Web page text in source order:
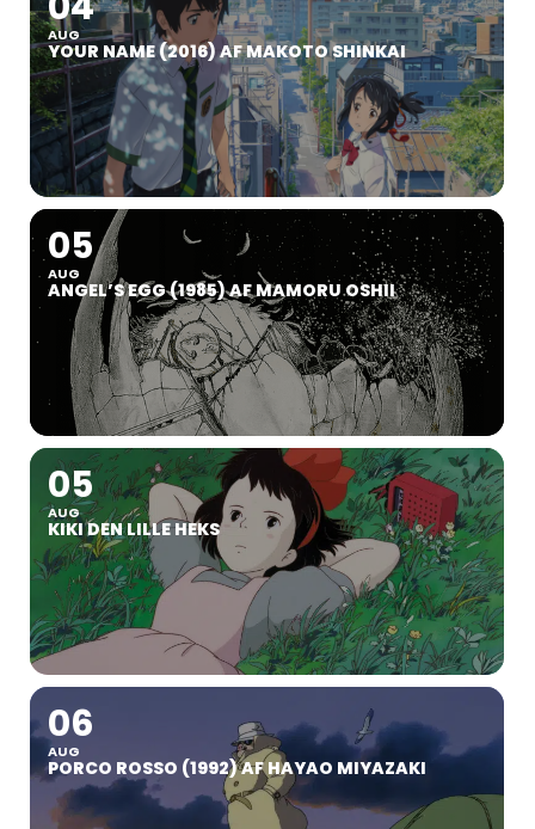
AUG
YOUR NAME (2016) AF MAKOTO SHINKAI
05
AUG
ANGEL’S EGG (1985) AF MAMORU OSHII
05
AUG
KIKI DEN LILLE HEKS
06
AUG
PORCO ROSSO (1992) AF HAYAO MIYAZAKI